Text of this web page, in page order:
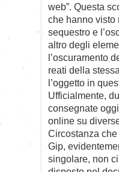
web”. Questa
che hanno
sequestro e
altro degli
l’oscuramento
reati della
l’oggetto in
Ufficialmente,
consegnate
online su
Circostanza
Gip,
singolare, non